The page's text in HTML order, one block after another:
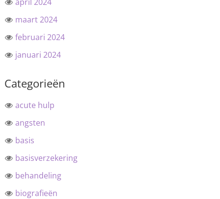
maart 2024
februari 2024
januari 2024
Categorieën
acute hulp
angsten
basis
basisverzekering
behandeling
biografieën